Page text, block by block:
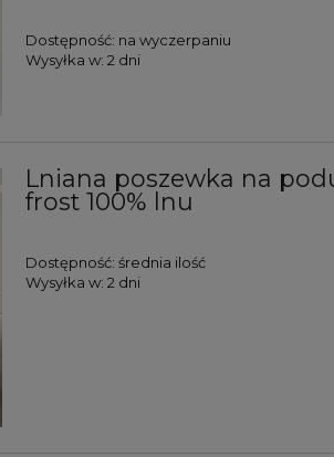
Dostępność: na wyczerpaniu
Wysyłka w: 2 dni
Lniana poszewka na
frost 100% lnu
Dostępność: średnia ilość
Wysyłka w: 2 dni